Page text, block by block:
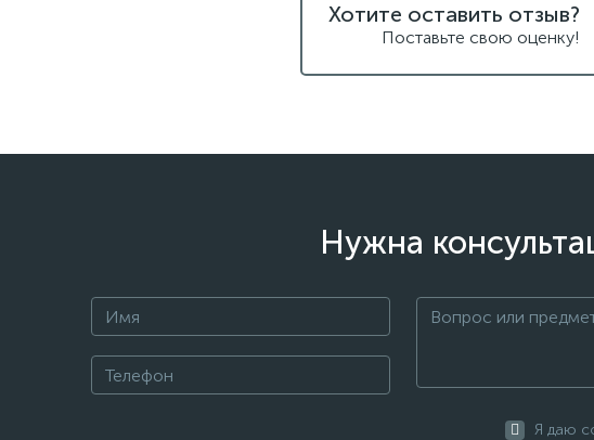
Хотите оставить отзыв?
Поставьте свою оценку!
Нужна
Я даю